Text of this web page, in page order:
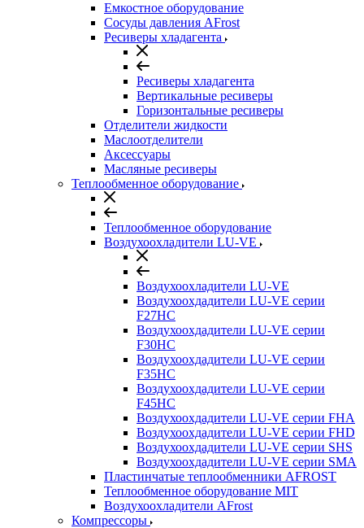
Емкостное оборудование
Сосуды давления AFrost
Ресиверы хладагента
Ресиверы хладагента
Вертикальные ресиверы
Горизонтальные ресиверы
Отделители жидкости
Маслоотделители
Аксессуары
Масляные ресиверы
Теплообменное оборудование
Теплообменное оборудование
Воздухоохладители LU-VE
Воздухоохладители LU-VE
Воздухоохдадители LU-VE серии
F27HC
Воздухоохдадители LU-VE серии
F30HC
Воздухоохдадители LU-VE серии
F35HC
Воздухоохдадители LU-VE серии
F45HC
Воздухоохдадители LU-VE серии FHA
Воздухоохдадители LU-VE серии FHD
Воздухоохдадители LU-VE серии SHS
Воздухоохдадители LU-VE серии SMA
Пластинчатые теплообменники AFROST
Теплообменное оборудование MIT
Воздухоохладители AFrost
Компрессоры